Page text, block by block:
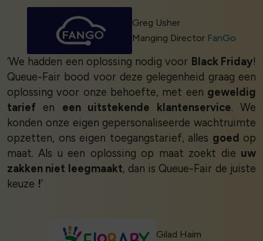
Greg Usher
Manging Director FanGo
‘We hadden een oplossing nodig voor Black Friday!
Queue-Fair bood voor deze gelegenheid graag een
oplossing voor onze behoefte, met een geweldig
tarief en een uitstekende klantenservice. We
konden onze eigen gepersonaliseerde wachtruimte
opzetten, ons eigen toegangstarief, alles goed op
maat. Als u een oplossing op maat zoekt die uw
zakken niet leegmaakt, dan is Queue-Fair de juiste
keuze !’
Gilad Haim